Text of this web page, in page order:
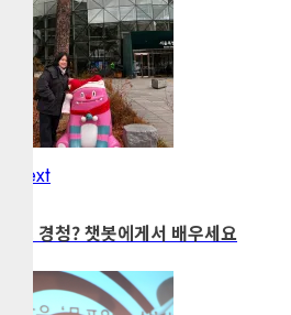
NextNext
79. 경청? 챗봇에게서 배우세요